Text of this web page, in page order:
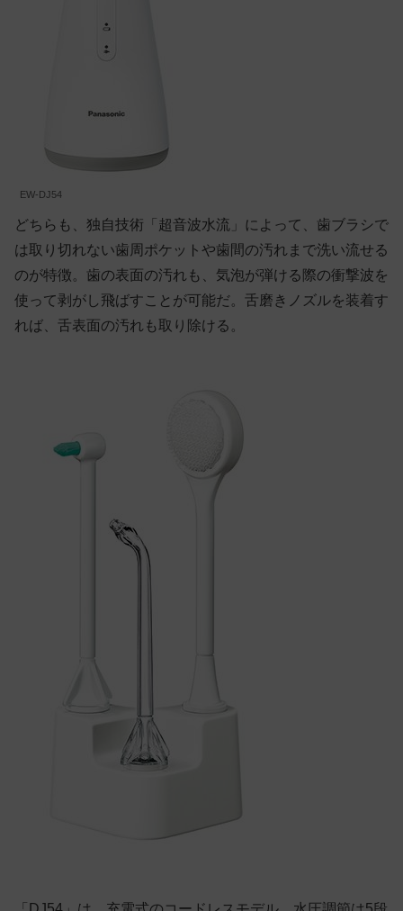
EW-DJ54
どちらも、独自技術「超音波水流」によって、歯ブラシで
は取り切れない歯周ポケットや歯間の汚れまで洗い流せる
のが特徴。歯の表面の汚れも、気泡が弾ける際の衝撃波を
使って剥がし飛ばすことが可能だ。舌磨きノズルを装着す
れば、舌表面の汚れも取り除ける。